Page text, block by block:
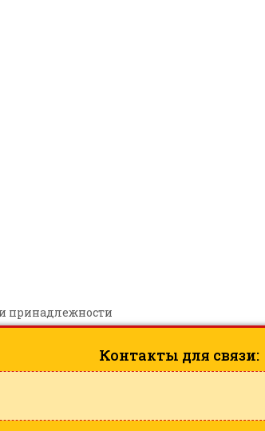
принадлежности
Контакты для связи: